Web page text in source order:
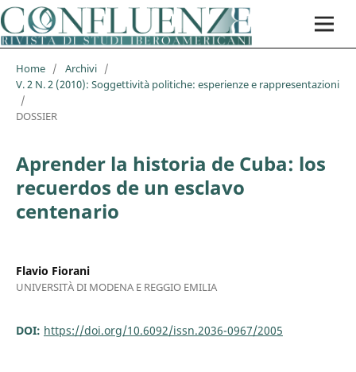
Home / Archivi /
V. 2 N. 2 (2010): Soggettività politiche: esperienze e rappresentazioni
/
DOSSIER
Aprender la historia de Cuba: los
recuerdos de un esclavo
centenario
Flavio Fiorani
UNIVERSITÀ DI MODENA E REGGIO EMILIA
DOI: https://doi.org/10.6092/issn.2036-0967/2005